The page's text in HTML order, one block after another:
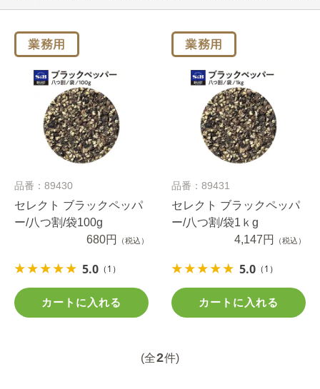
品番：89430
セレクト ブラックペッパ
ー/八つ割/袋100g
680円
（税込）
5.0 （1）
カートに入れる
品番：89431
セレクト ブラックペッパ
ー/八つ割/袋1ｋg
4,147円
（税込）
5.0 （1）
カートに入れる
(全2件)